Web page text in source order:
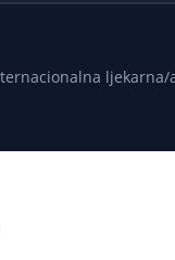
ljekarna/